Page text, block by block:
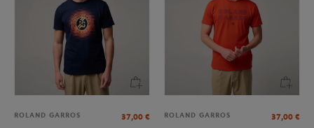
ROLAND GARROS 37,00 €
ROLAND GARROS 37,00 €